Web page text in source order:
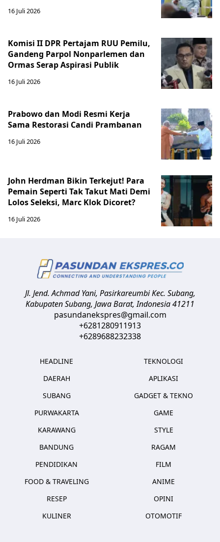
16 Juli 2026
Komisi II DPR Pertajam RUU Pemilu,
Gandeng Parpol Nonparlemen dan
Ormas Serap Aspirasi Publik
16 Juli 2026
Prabowo dan Modi Resmi Kerja
Sama Restorasi Candi Prambanan
16 Juli 2026
John Herdman Bikin Terkejut! Para
Pemain Seperti Tak Takut Mati Demi
Lolos Seleksi, Marc Klok Dicoret?
16 Juli 2026
Jl. Jend. Achmad Yani, Pasirkareumbi Kec. Subang,
Kabupaten Subang, Jawa Barat,Indonesia41211
pasundanekspres@gmail.com
+6281280911913
+6289688232338
HEADLINE
DAERAH
SUBANG
PURWAKARTA
KARAWANG
BANDUNG
PENDIDIKAN
FOOD & TRAVELING
RESEP
KULINER
TEKNOLOGI
APLIKASI
GADGET & TEKNO
GAME
STYLE
RAGAM
FILM
ANIME
OPINI
OTOMOTIF